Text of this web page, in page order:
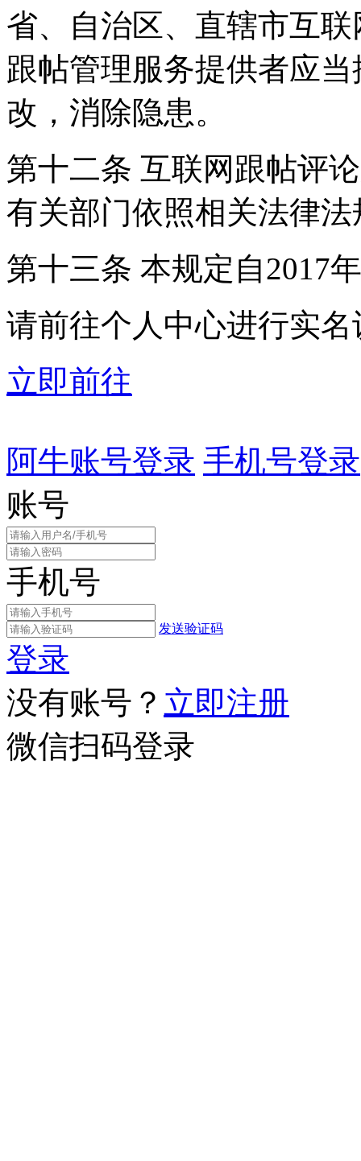
省、自治区、直辖市互
跟帖管理服务提供者应
改，消除隐患。
第十二条 互联网跟帖评
有关部门依照相关法律
第十三条 本规定自2017
请前往个人中心进行实名
立即前往
阿牛账号登录 手机号登录
账号
手机号
发送验证码
登录
没有账号？ 立即注册
微信扫码登录